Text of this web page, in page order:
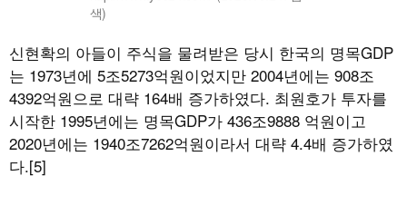
색)
신현확의 아들이 주식을 물려받은 당시 한국의 명목GDP
는 1973년에 5조5273억원이었지만 2004년에는 908조
4392억원으로 대략 164배 증가하였다. 최원호가 투자를
시작한 1995년에는 명목GDP가 436조9888 억원이고
2020년에는 1940조7262억원이라서 대략 4.4배 증가하였
다.[5]